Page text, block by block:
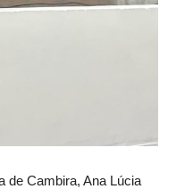
de Cambira, Ana Lúcia